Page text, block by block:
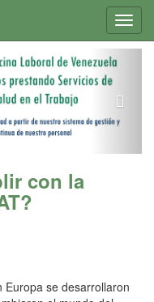
con la
Europa se desarrollaron